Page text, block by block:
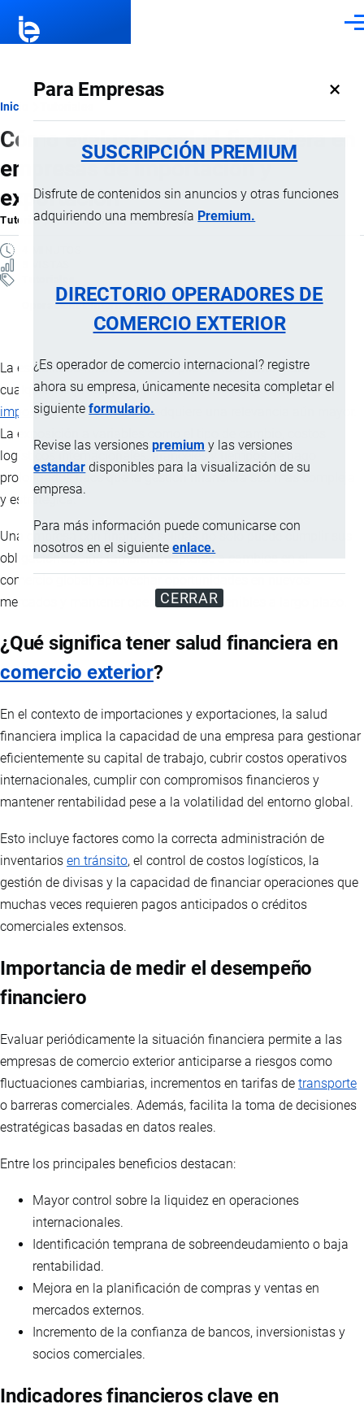
Para Empresas ×
SUSCRIPCIÓN PREMIUM
Disfrute de contenidos sin anuncios y otras funciones
adquiriendo una membresía Premium.
DIRECTORIO OPERADORES DE
COMERCIO EXTERIOR
¿Es operador de comercio internacional? registre
ahora su empresa, únicamente necesita completar el
siguienteformulario.
Revise las versionespremium y las versiones
estandar disponibles para la visualización de su
empresa.
Para más información puede comunicarse con
nosotros en el siguienteenlace.
CERRAR
Ruta
de
navegación
Inicio
Cómo evaluar la salud financiera en
empresas de importación y
exportación
TutorialporJaime Mise, 22 Abril, 2026
Operaciones internacionales
La estabilidad financiera es un pilar fundamental para
cualquier empresa, pero en el caso de los negocios de
importaciónyexportaciónadquiere una relevancia aún mayor.
La exposición a variables como el tipo de cambio, costos
logísticos internacionales, aranceles y tiempos de pago
prolongados hace que la gestión financiera sea más compleja
y estratégica.
Una empresa con finanzas sólidas no solo puede cumplir sus
obligaciones, sino también adaptarse a cambios en el
comercio global, aprovechar oportunidades en nuevos
mercados y mantener operaciones sostenibles a largo plazo.
¿Qué significa tener salud financiera en
comercio exterior?
En el contexto de importaciones y exportaciones, la salud
financiera implica la capacidad de una empresa para gestionar
eficientemente su capital de trabajo, cubrir costos operativos
internacionales, cumplir con compromisos financieros y
mantener rentabilidad pese a la volatilidad del entorno global.
Esto incluye factores como la correcta administración de
inventarios en tránsito, el control de costos logísticos, la
gestión de divisas y la capacidad de financiar operaciones que
muchas veces requieren pagos anticipados o créditos
comerciales extensos.
Importancia de medir el desempeño
financiero
Evaluar periódicamente la situación financiera permite a las
empresas de comercio exterior anticiparse a riesgos como
fluctuaciones cambiarias, incrementos en tarifas de transporte
o barreras comerciales. Además, facilita la toma de decisiones
estratégicas basadas en datos reales.
Entre los principales beneficios destacan:
Mayor control sobre la liquidez en operaciones
internacionales.
Identificación temprana de sobreendeudamiento o baja
rentabilidad.
Mejora en la planificación de compras y ventas en
mercados externos.
Incremento de la confianza de bancos, inversionistas y
socios comerciales.
Indicadores financieros clave en